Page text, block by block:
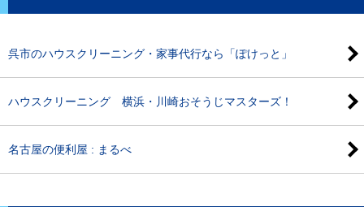
呉市のハウスクリーニング・家事代行なら「ぽけっと」
ハウスクリーニング 横浜・川崎おそうじマスターズ！
名古屋の便利屋 : まるべ